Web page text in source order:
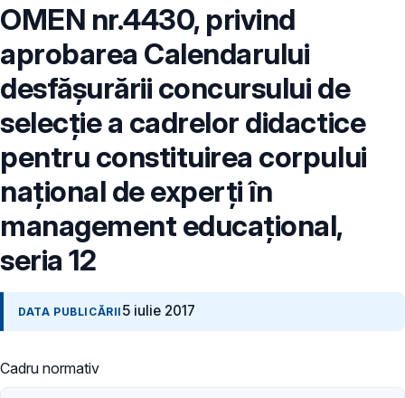
OMEN nr.4430, privind
aprobarea Calendarului
desfășurării concursului de
selecție a cadrelor didactice
pentru constituirea corpului
național de experți în
management educațional,
seria 12
DATA PUBLICĂRII 5 iulie 2017
Cadru normativ